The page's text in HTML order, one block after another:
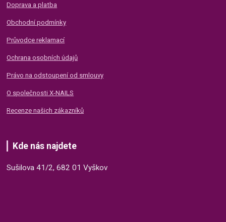
Doprava a platba
Obchodní podmínky
Průvodce reklamací
Ochrana osobních údajů
Právo na odstoupení od smlouvy
O společnosti X-NAILS
Recenze našich zákazníků
Kde nás najdete
Sušilova 41/2, 682 01 Vyškov